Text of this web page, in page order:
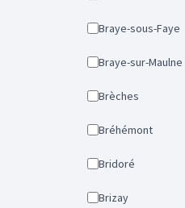
Braye-sous-Faye
Braye-sur-Maulne
Brèches
Bréhémont
Bridoré
Brizay